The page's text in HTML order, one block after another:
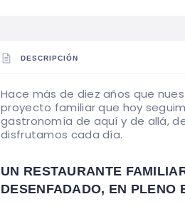
DESCRIPCIÓN
Hace más de diez años que
proyecto familiar que hoy
gastronomía de aquí y de allá,
disfrutamos cada día.
UN RESTAURANTE
DESENFADADO, EN PLENO